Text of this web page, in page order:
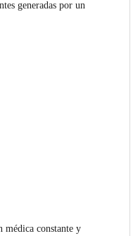
generadas por un
médica constante y